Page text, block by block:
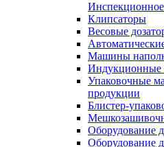
Клипсаторы
Весовые
Машины
Индукционные
Упаковочные
продукции
Блистер-
Оборудование
Оборудование